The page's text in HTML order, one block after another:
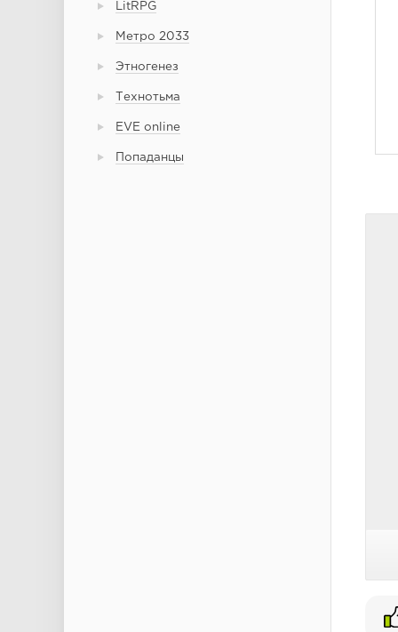
LitRPG
Метро 2033
Этногенез
Технотьма
EVE online
Попаданцы